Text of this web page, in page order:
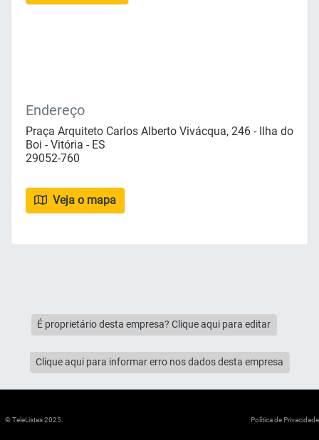
Endereço
Praça Arquiteto Carlos Alberto Vivácqua, 246 - Ilha do
Boi - Vitória - ES
29052-760
Veja o mapa
É proprietário desta empresa? Clique aqui para editar
Clique aqui para informar erro nos dados desta empresa
© TeleListas 2025. Política de Privacidade